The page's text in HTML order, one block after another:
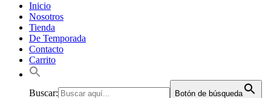
Inicio
Nosotros
Tienda
De Temporada
Contacto
Carrito
Buscar: Botón de búsqueda